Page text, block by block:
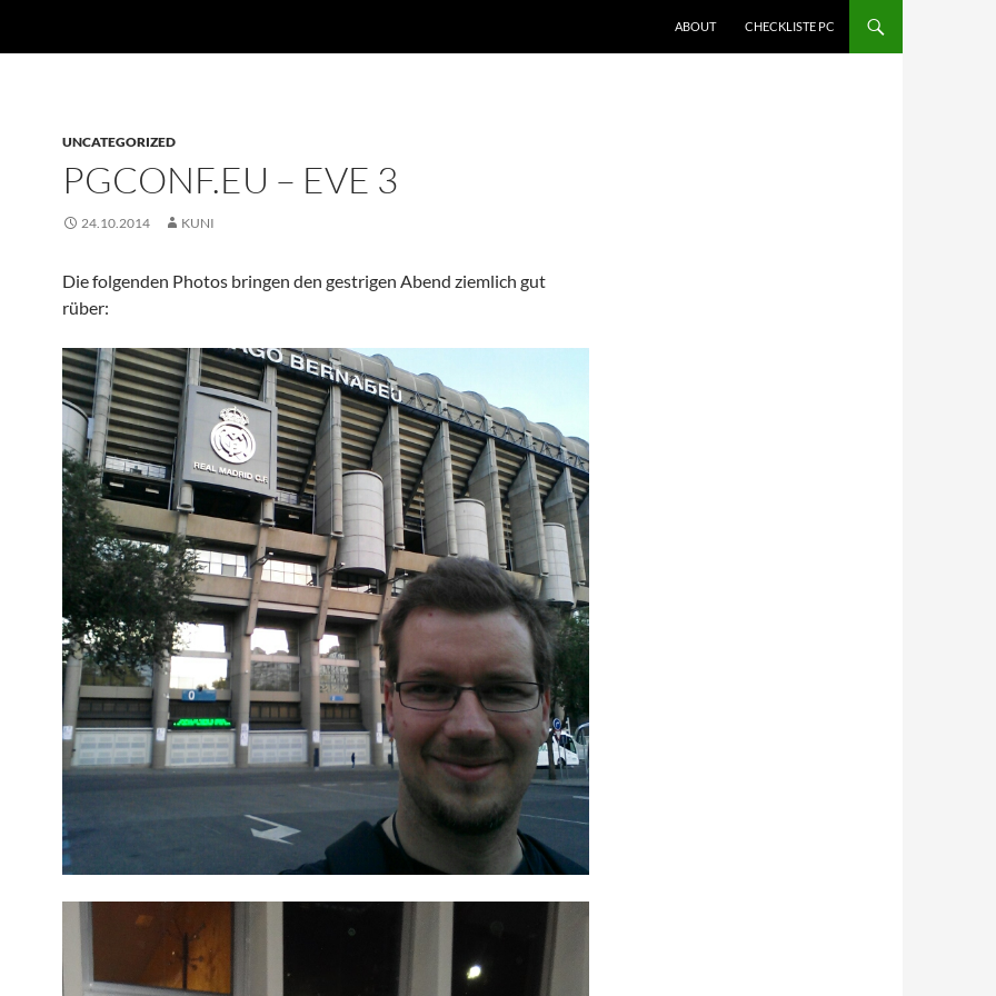
ABOUT CHECKLISTE PC
UNCATEGORIZED
PGCONF.EU – EVE 3
24.10.2014 KUNI
Die folgenden Photos bringen den gestrigen Abend ziemlich gut
rüber: